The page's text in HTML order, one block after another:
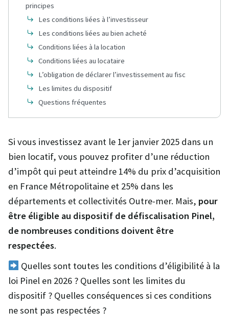
principes
Les conditions liées à l’investisseur
Les conditions liées au bien acheté
Conditions liées à la location
Conditions liées au locataire
L’obligation de déclarer l’investissement au fisc
Les limites du dispositif
Questions fréquentes
Si vous investissez avant le 1er janvier 2025 dans un
bien locatif, vous pouvez profiter d’une réduction
d’impôt qui peut atteindre 14% du prix d’acquisition
en France Métropolitaine et 25% dans les
départements et collectivités Outre-mer. Mais, pour
être éligible au dispositif de défiscalisation Pinel,
de nombreuses conditions doivent être
respectées.
Quelles sont toutes les conditions d’éligibilité à la
loi Pinel en 2026 ? Quelles sont les limites du
dispositif ? Quelles conséquences si ces conditions
ne sont pas respectées ?